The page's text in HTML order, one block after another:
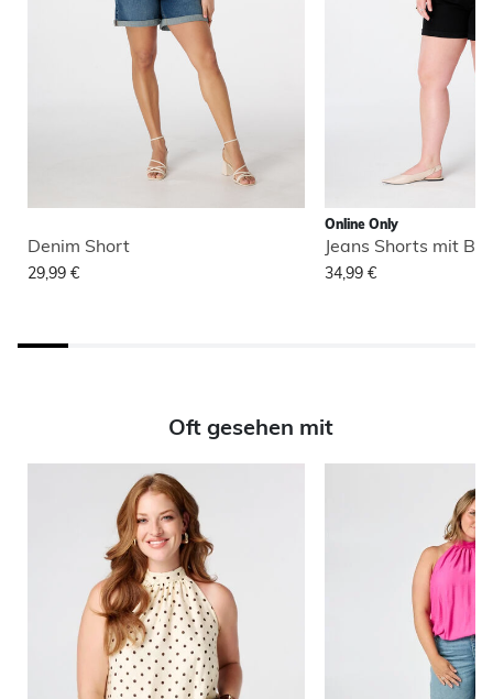
Denim Short
29,99 €
Online Only
Jeans Shorts mit
34,99 €
Oft gesehen mit